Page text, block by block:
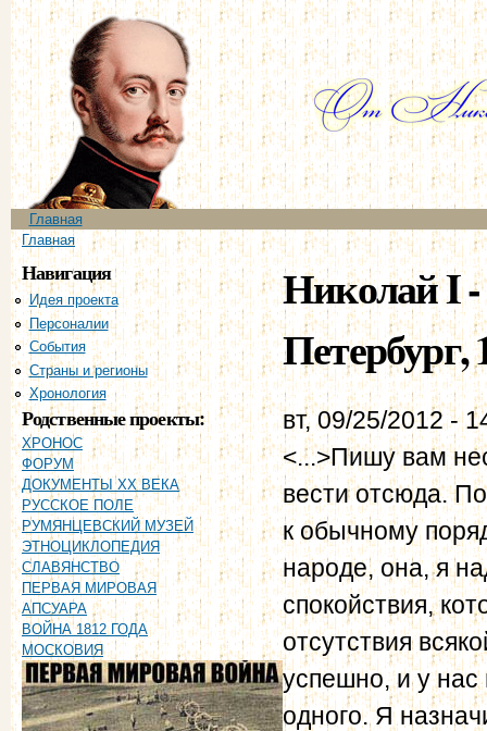
Главное меню
Главная
Вы здесь
Главная
Навигация
Идея проекта
Персоналии
События
Страны и регионы
Хронология
Родственные проекты:
ХРОНОС
ФОРУМ
ДОКУМЕНТЫ XX ВЕКА
РУССКОЕ ПОЛЕ
РУМЯНЦЕВСКИЙ МУЗЕЙ
ЭТНОЦИКЛОПЕДИЯ
СЛАВЯНСТВО
ПЕРВАЯ МИРОВАЯ
АПСУАРА
ВОЙНА 1812 ГОДА
МОСКОВИЯ
Николай I
Петербург,
вт, 09/25/2012 -
<...>Пишу вам
вести отсюда.
к обычному
народе, она, я
спокойствия,
отсутствия
успешно, и у нас
одного. Я